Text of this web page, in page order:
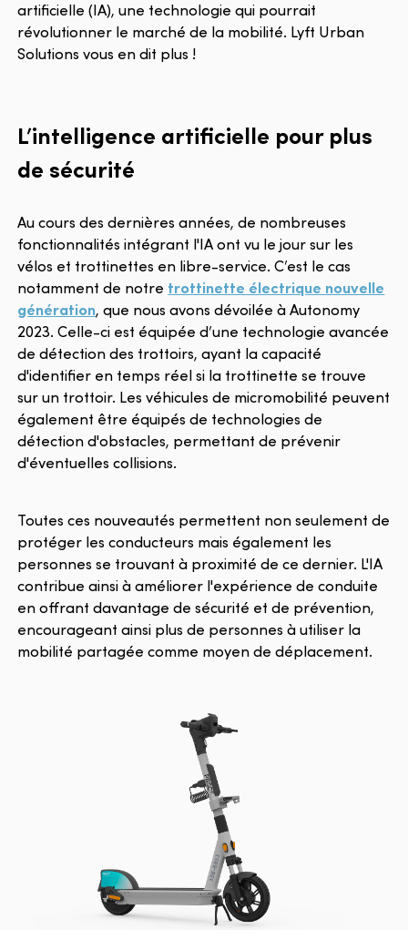
artificielle (IA), une technologie qui pourrait
révolutionner le marché de la mobilité. Lyft Urban
Solutions vous en dit plus !
L’intelligence artificielle pour plus
de sécurité
Au cours des dernières années, de nombreuses
fonctionnalités intégrant l'IA ont vu le jour sur les
vélos et trottinettes en libre-service. C’est le cas
notamment de notre trottinette électrique nouvelle
génération, que nous avons dévoilée à Autonomy
2023. Celle-ci est équipée d’une technologie avancée
de détection des trottoirs, ayant la capacité
d'identifier en temps réel si la trottinette se trouve
sur un trottoir. Les véhicules de micromobilité peuvent
également être équipés de technologies de
détection d'obstacles, permettant de prévenir
d'éventuelles collisions.
Toutes ces nouveautés permettent non seulement de
protéger les conducteurs mais également les
personnes se trouvant à proximité de ce dernier. L'IA
contribue ainsi à améliorer l'expérience de conduite
en offrant davantage de sécurité et de prévention,
encourageant ainsi plus de personnes à utiliser la
mobilité partagée comme moyen de déplacement.